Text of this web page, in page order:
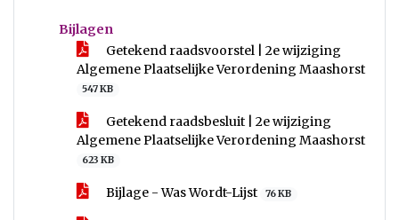
Bijlagen
Getekend raadsvoorstel | 2e wijziging
Algemene Plaatselijke Verordening Maashorst
547 KB
Getekend raadsbesluit | 2e wijziging
Algemene Plaatselijke Verordening Maashorst
623 KB
Bijlage - Was Wordt-Lijst 76 KB